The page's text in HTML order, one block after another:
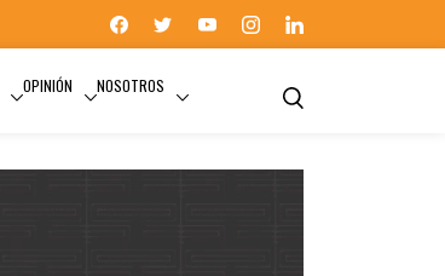
OPINIÓN NOSOTROS